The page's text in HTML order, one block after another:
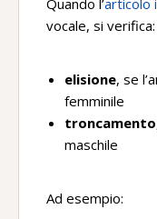
Quando l’articolo
vocale, si verifica:
elisione, se
femminile
troncamento
maschile
Ad esempio: